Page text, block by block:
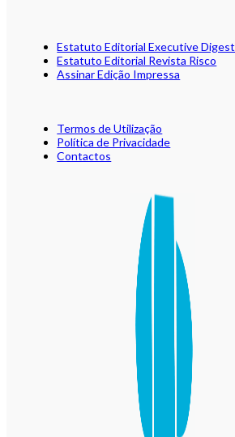
Estatuto Editorial Executive Digest
Estatuto Editorial Revista Risco
Assinar Edição Impressa
Termos de Utilização
Política de Privacidade
Contactos